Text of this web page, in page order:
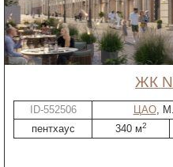
ЖК
ID-552506 ЦАО,
пентхаус
340 м2